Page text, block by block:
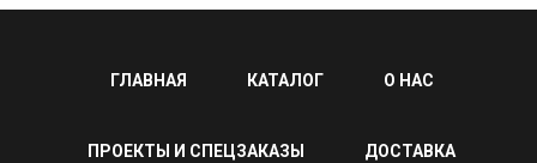
ГЛАВНАЯ КАТАЛОГ О НАС
ПРОЕКТЫ И СПЕЦЗАКАЗЫ ДОСТАВКА